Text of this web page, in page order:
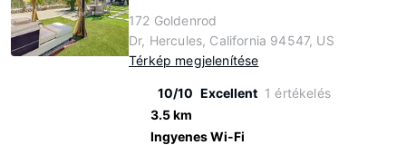
172 Goldenrod
Dr, Hercules, California 94547, US
Térkép megjelenítése
10/10 Excellent 1 értékelés
3.5 km
Ingyenes Wi-Fi